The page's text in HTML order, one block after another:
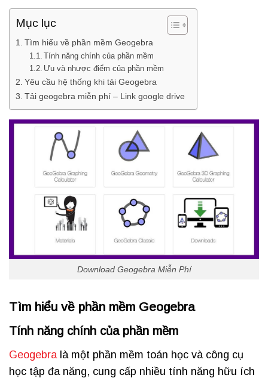
Mục lục
Tìm hiểu về phần mềm Geogebra
Tính năng chính của phần mềm
Ưu và nhược điểm của phần mềm
Yêu cầu hệ thống khi tải Geogebra
Tải geogebra miễn phí – Link google drive
Download Geogebra Miễn Phí
Tìm hiểu về phần mềm Geogebra
Tính năng chính của phần mềm
Geogebra là một phần mềm toán học và công cụ
học tập đa năng, cung cấp nhiều tính năng hữu ích